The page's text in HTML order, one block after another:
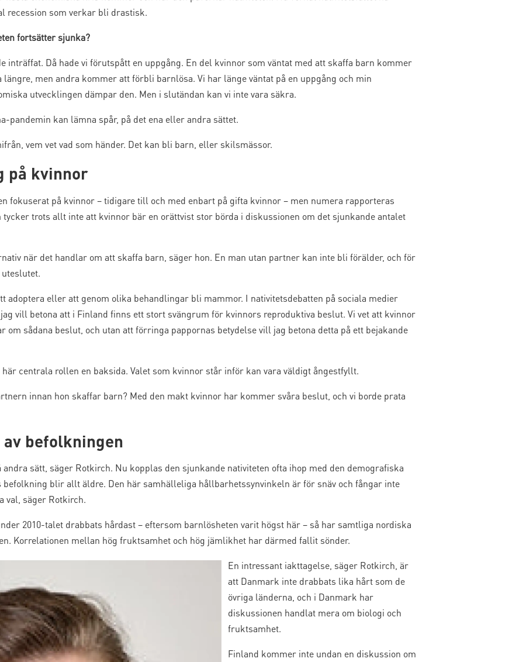
recession som verkar bli drastisk.
fortsätter sjunka?
inträffat. Då hade vi förutspått en uppgång. En del kvinnor som väntat med att skaffa barn kommer
men andra kommer att förbli barnlösa. Vi har länge väntat på en uppgång och min
utvecklingen dämpar den. Men i slutändan kan vi inte vara säkra.
pandemin kan lämna spår, på det ena eller andra sättet.
vem vet vad som händer. Det kan bli barn, eller skilsmässor.
på kvinnor
fokuserat på kvinnor – tidigare till och med enbart på gifta kvinnor – men numera rapporteras
trots allt inte att kvinnor bär en orättvist stor börda i diskussionen om det sjunkande antalet
när det handlar om att skaffa barn, säger hon. En man utan partner kan inte bli förälder, och för
adoptera eller att genom olika behandlingar bli mammor. I nativitetsdebatten på sociala medier
vill betona att i Finland finns ett stort svängrum för kvinnors reproduktiva beslut. Vi vet att kvinnor
sådana beslut, och utan att förringa pappornas betydelse vill jag betona detta på ett bejakande
centrala rollen en baksida. Valet som kvinnor står inför kan vara väldigt ångestfyllt.
innan hon skaffar barn? Med den makt kvinnor har kommer svåra beslut, och vi borde prata
befolkningen
sätt, säger Rotkirch. Nu kopplas den sjunkande nativiteten ofta ihop med den demografiska
blir allt äldre. Den här samhälleliga hållbarhetssynvinkeln är för snäv och fångar inte
val, säger Rotkirch.
2010-talet drabbats hårdast – eftersom barnlösheten varit högst här – så har samtliga nordiska
Korrelationen mellan hög fruktsamhet och hög jämlikhet har därmed fallit sönder.
En intressant iakttagelse, säger Rotkirch, är
att Danmark inte drabbats lika hårt som de
övriga länderna, och i Danmark har
diskussionen handlat mera om biologi och
fruktsamhet.
Finland kommer inte undan en diskussion om